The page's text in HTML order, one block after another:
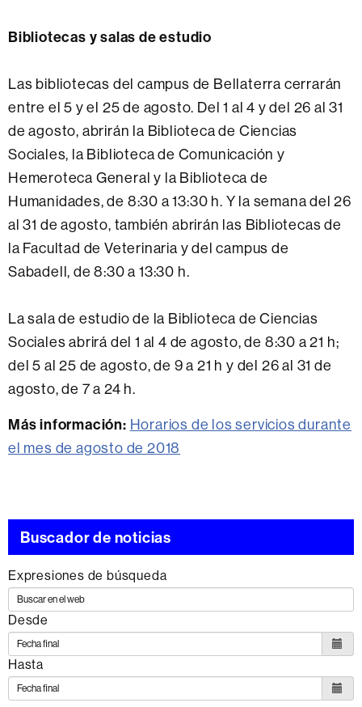
Bibliotecas y salas de estudio
Las bibliotecas del campus de Bellaterra cerrarán
entre el 5 y el 25 de agosto. Del 1 al 4 y del 26 al 31
de agosto, abrirán la Biblioteca de Ciencias
Sociales, la Biblioteca de Comunicación y
Hemeroteca General y la Biblioteca de
Humanidades, de 8:30 a 13:30 h. Y la semana del 26
al 31 de agosto, también abrirán las Bibliotecas de
la Facultad de Veterinaria y del campus de
Sabadell, de 8:30 a 13:30 h.
La sala de estudio de la Biblioteca de Ciencias
Sociales abrirá del 1 al 4 de agosto, de 8:30 a 21 h;
del 5 al 25 de agosto, de 9 a 21 h y del 26 al 31 de
agosto, de 7 a 24 h.
Más información: Horarios de los servicios durante
el mes de agosto de 2018
Buscador de noticias
Expresiones de búsqueda
Desde
Hasta